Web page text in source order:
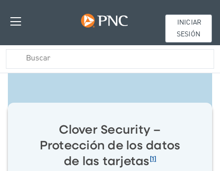
SESIÓN
Clover Security –
Protección de los datos
de las tarjetas [1]